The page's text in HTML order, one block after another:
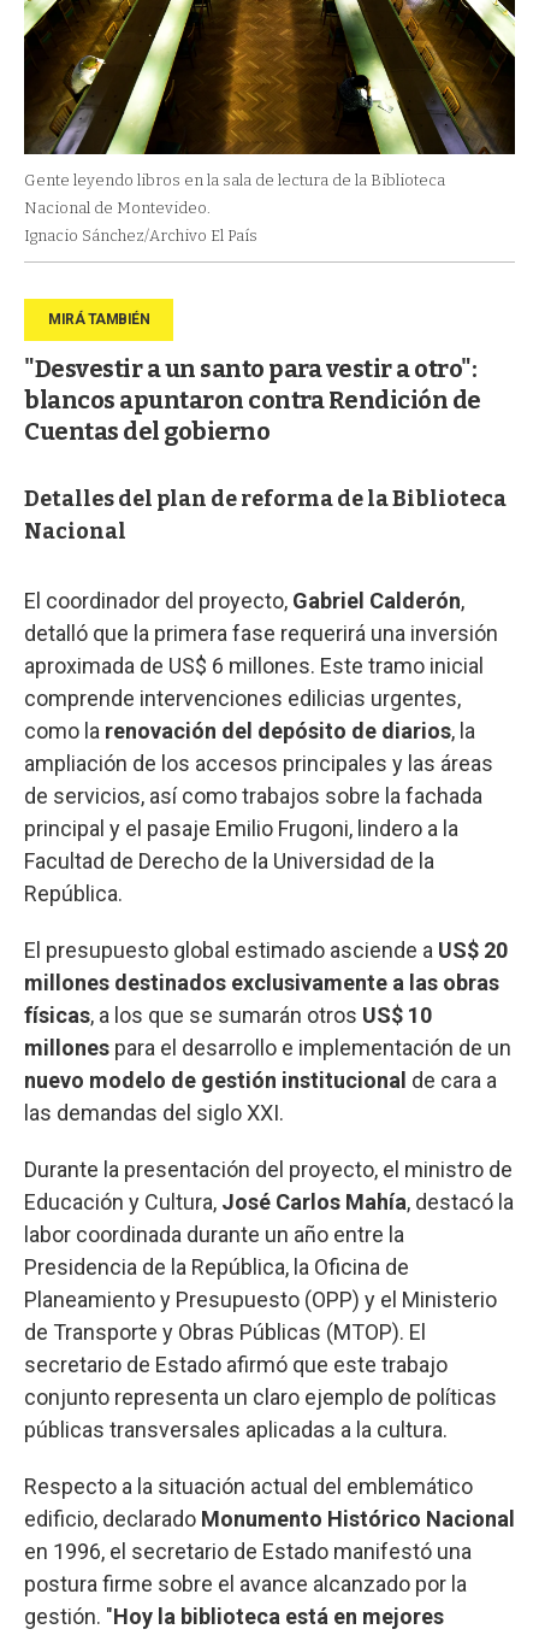
Gente leyendo libros en la sala de lectura de la Biblioteca
Nacional de Montevideo.
Ignacio Sánchez/Archivo El País
"Desvestir a un santo para vestir a otro":
blancos apuntaron contra Rendición de
Cuentas del gobierno
Detalles del plan de reforma de la Biblioteca
Nacional
El coordinador del proyecto, Gabriel Calderón,
detalló que la primera fase requerirá una inversión
aproximada de US$ 6 millones. Este tramo inicial
comprende intervenciones edilicias urgentes,
como la renovación del depósito de diarios, la
ampliación de los accesos principales y las áreas
de servicios, así como trabajos sobre la fachada
principal y el pasaje Emilio Frugoni, lindero a la
Facultad de Derecho de la Universidad de la
República.
El presupuesto global estimado asciende a US$ 20
millones destinados exclusivamente a las obras
físicas, a los que se sumarán otros US$ 10
millones para el desarrollo e implementación de un
nuevo modelo de gestión institucional de cara a
las demandas del siglo XXI.
Durante la presentación del proyecto, el ministro de
Educación y Cultura, José Carlos Mahía, destacó la
labor coordinada durante un año entre la
Presidencia de la República, la Oficina de
Planeamiento y Presupuesto (OPP) y el Ministerio
de Transporte y Obras Públicas (MTOP). El
secretario de Estado afirmó que este trabajo
conjunto representa un claro ejemplo de políticas
públicas transversales aplicadas a la cultura.
Respecto a la situación actual del emblemático
edificio, declarado Monumento Histórico Nacional
en 1996, el secretario de Estado manifestó una
postura firme sobre el avance alcanzado por la
gestión. "Hoy la biblioteca está en mejores